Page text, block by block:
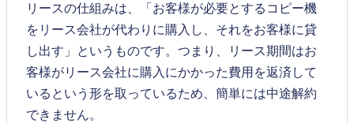
リースの仕組みは、「お客様が必要とするコピー機
をリース会社が代わりに購入し、それをお客様に貸
し出す」というものです。つまり、リース期間はお
客様がリース会社に購入にかかった費用を返済して
いるという形を取っているため、簡単には中途解約
できません。